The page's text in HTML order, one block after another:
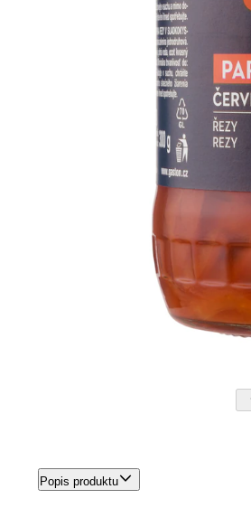
Popis produktu